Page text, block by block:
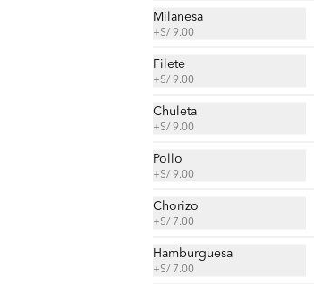
elección.
S/ 25.00
Milanesa
+S/ 9.00
Filete
+S/ 9.00
Chuleta
+S/ 9.00
Pollo
+S/ 9.00
Chorizo
+S/ 7.00
Hamburguesa
+S/ 7.00